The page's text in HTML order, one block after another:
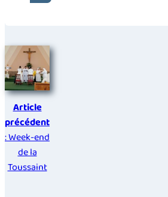
Article
précédent
: Week-end
de la
Toussaint